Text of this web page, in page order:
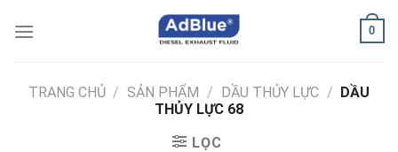
0
TRANG CHỦ / SẢN PHẨM / DẦU THỦY LỰC / DẦU
THỦY LỰC 68
LỌC